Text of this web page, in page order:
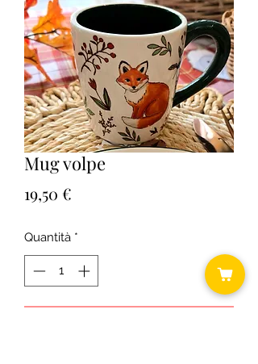
Mug volpe
19,50 €
Quantità *